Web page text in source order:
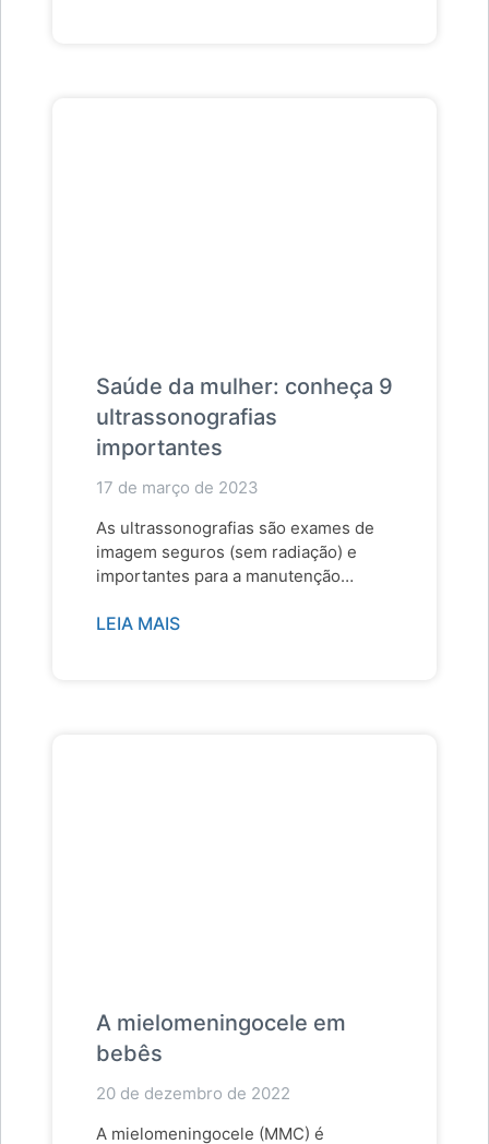
Saúde da mulher: conheça 9
ultrassonografias
importantes
17 de março de 2023
As ultrassonografias são exames de
imagem seguros (sem radiação) e
importantes para a manutenção
LEIA MAIS
A mielomeningocele em
bebês
20 de dezembro de 2022
A mielomeningocele (MMC) é